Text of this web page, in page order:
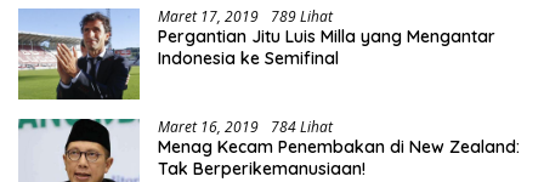
Maret 17, 2019 789 Lihat
Pergantian Jitu Luis Milla yang Mengantar
Indonesia ke Semifinal
Maret 16, 2019 784 Lihat
Menag Kecam Penembakan di New Zealand:
Tak Berperikemanusiaan!